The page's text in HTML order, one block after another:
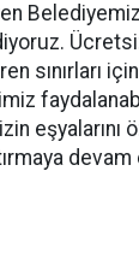
sınırları
eşyalarını
devam